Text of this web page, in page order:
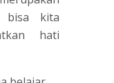
bisa kita
hati